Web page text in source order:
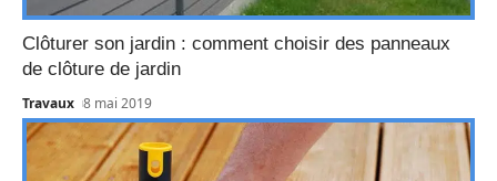
Clôturer son jardin : comment choisir des panneaux
de clôture de jardin
Travaux 8 mai 2019